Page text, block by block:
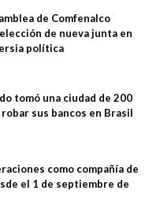
de Comfenalco
de nueva junta en
política
tomó una ciudad de 200
sus bancos en Brasil
como compañía de
el 1 de septiembre de